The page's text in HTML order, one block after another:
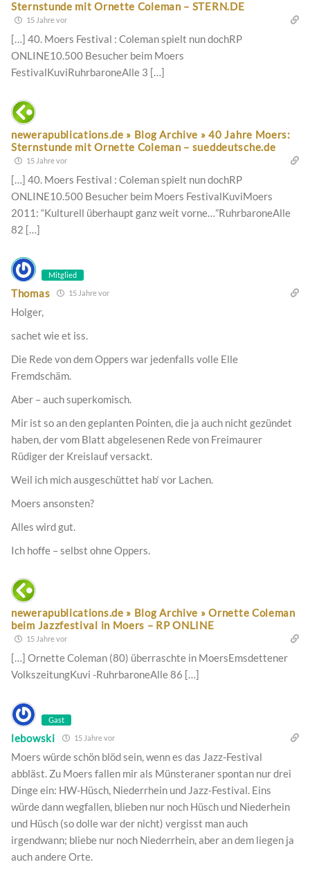
Sternstunde mit Ornette Coleman – STERN.DE
15 Jahre vor
[…] 40. Moers Festival : Coleman spielt nun dochRP
ONLINE10.500 Besucher beim Moers
FestivalKuviRuhrbaroneAlle 3 […]
newerapublications.de » Blog Archive » 40 Jahre Moers:
Sternstunde mit Ornette Coleman – sueddeutsche.de
15 Jahre vor
[…] 40. Moers Festival : Coleman spielt nun dochRP
ONLINE10.500 Besucher beim Moers FestivalKuviMoers
2011: “Kulturell überhaupt ganz weit vorne…”RuhrbaroneAlle
82 […]
Mitglied
Thomas 15 Jahre vor
Holger,
sachet wie et iss.
Die Rede von dem Oppers war jedenfalls volle Elle
Fremdschäm.
Aber – auch superkomisch.
Mir ist so an den geplanten Pointen, die ja auch nicht gezündet
haben, der vom Blatt abgelesenen Rede von Freimaurer
Rüdiger der Kreislauf versackt.
Weil ich mich ausgeschüttet hab‘ vor Lachen.
Moers ansonsten?
Alles wird gut.
Ich hoffe – selbst ohne Oppers.
newerapublications.de » Blog Archive » Ornette Coleman
beim Jazzfestival in Moers – RP ONLINE
15 Jahre vor
[…] Ornette Coleman (80) überraschte in MoersEmsdettener
VolkszeitungKuvi -RuhrbaroneAlle 86 […]
Gast
lebowski 15 Jahre vor
Moers würde schön blöd sein, wenn es das Jazz-Festival
abbläst. Zu Moers fallen mir als Münsteraner spontan nur drei
Dinge ein: HW-Hüsch, Niederrhein und Jazz-Festival. Eins
würde dann wegfallen, blieben nur noch Hüsch und Niederhein
und Hüsch (so dolle war der nicht) vergisst man auch
irgendwann; bliebe nur noch Niederrhein, aber an dem liegen ja
auch andere Orte.